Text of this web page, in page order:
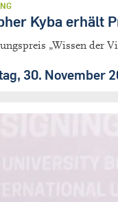
Kyba erhält
„Wissen der
30. November